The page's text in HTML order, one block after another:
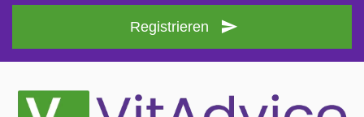
Registrieren